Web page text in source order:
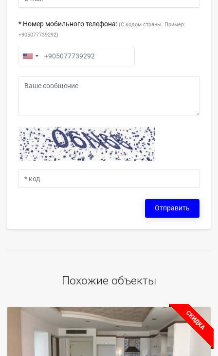
* Номер мобильного телефона: (С кодом страны. Пример:
+905077739292)
Отправить
Похожие объекты
СКИДКА